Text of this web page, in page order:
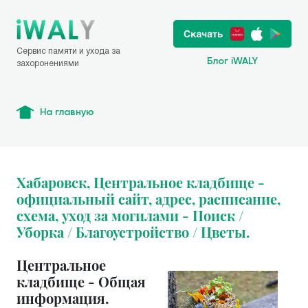
Сервис памяти и ухода за
захоронениями
Блог iWALY
На главную
Хабаровск, Центральное кладбище -
официальный сайт, адрес, расписание,
схема, уход за могилами - Поиск /
Уборка / Благоустройство / Цветы.
Центральное
кладбище - Общая
информация.